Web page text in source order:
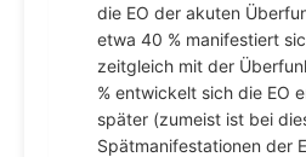
die EO der akuten
etwa 40 % manifestiert
zeitgleich mit der
% entwickelt sich die EO
später (zumeist ist bei
Spätmanifestationen der